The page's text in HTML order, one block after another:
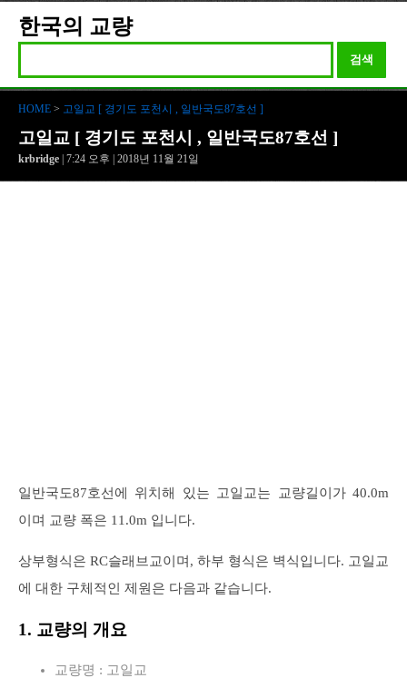
한국의 교량
검색
HOME > 고일교 [ 경기도 포천시 , 일반국도87호선 ]
고일교 [ 경기도 포천시 , 일반국도87호선 ]
krbridge | 7:24 오후 | 2018년 11월 21일
일반국도87호선에 위치해 있는 고일교는 교량길이가 40.0m
이며 교량 폭은 11.0m 입니다.
상부형식은 RC슬래브교이며, 하부 형식은 벽식입니다. 고일교
에 대한 구체적인 제원은 다음과 같습니다.
1. 교량의 개요
교량명 : 고일교